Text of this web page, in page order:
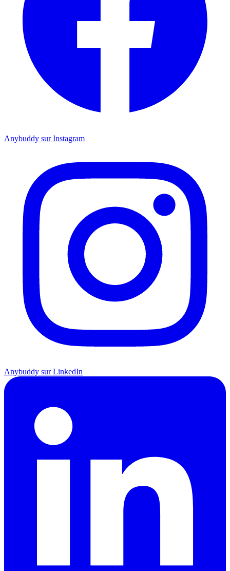
Anybuddy sur Instagram
Anybuddy sur LinkedIn